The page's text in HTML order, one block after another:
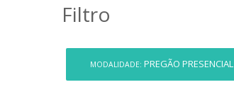
Filtro
MODALIDADE: PREGÃO PRESENCIAL